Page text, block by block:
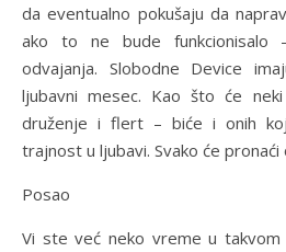
da eventualno pokušaju da
ako to ne bude funkcionisalo
odvajanja. Slobodne Device
ljubavni mesec. Kao što će
druženje i flert – biće i onih
trajnost u ljubavi. Svako će pronaći
Posao
Vi ste već neko vreme u